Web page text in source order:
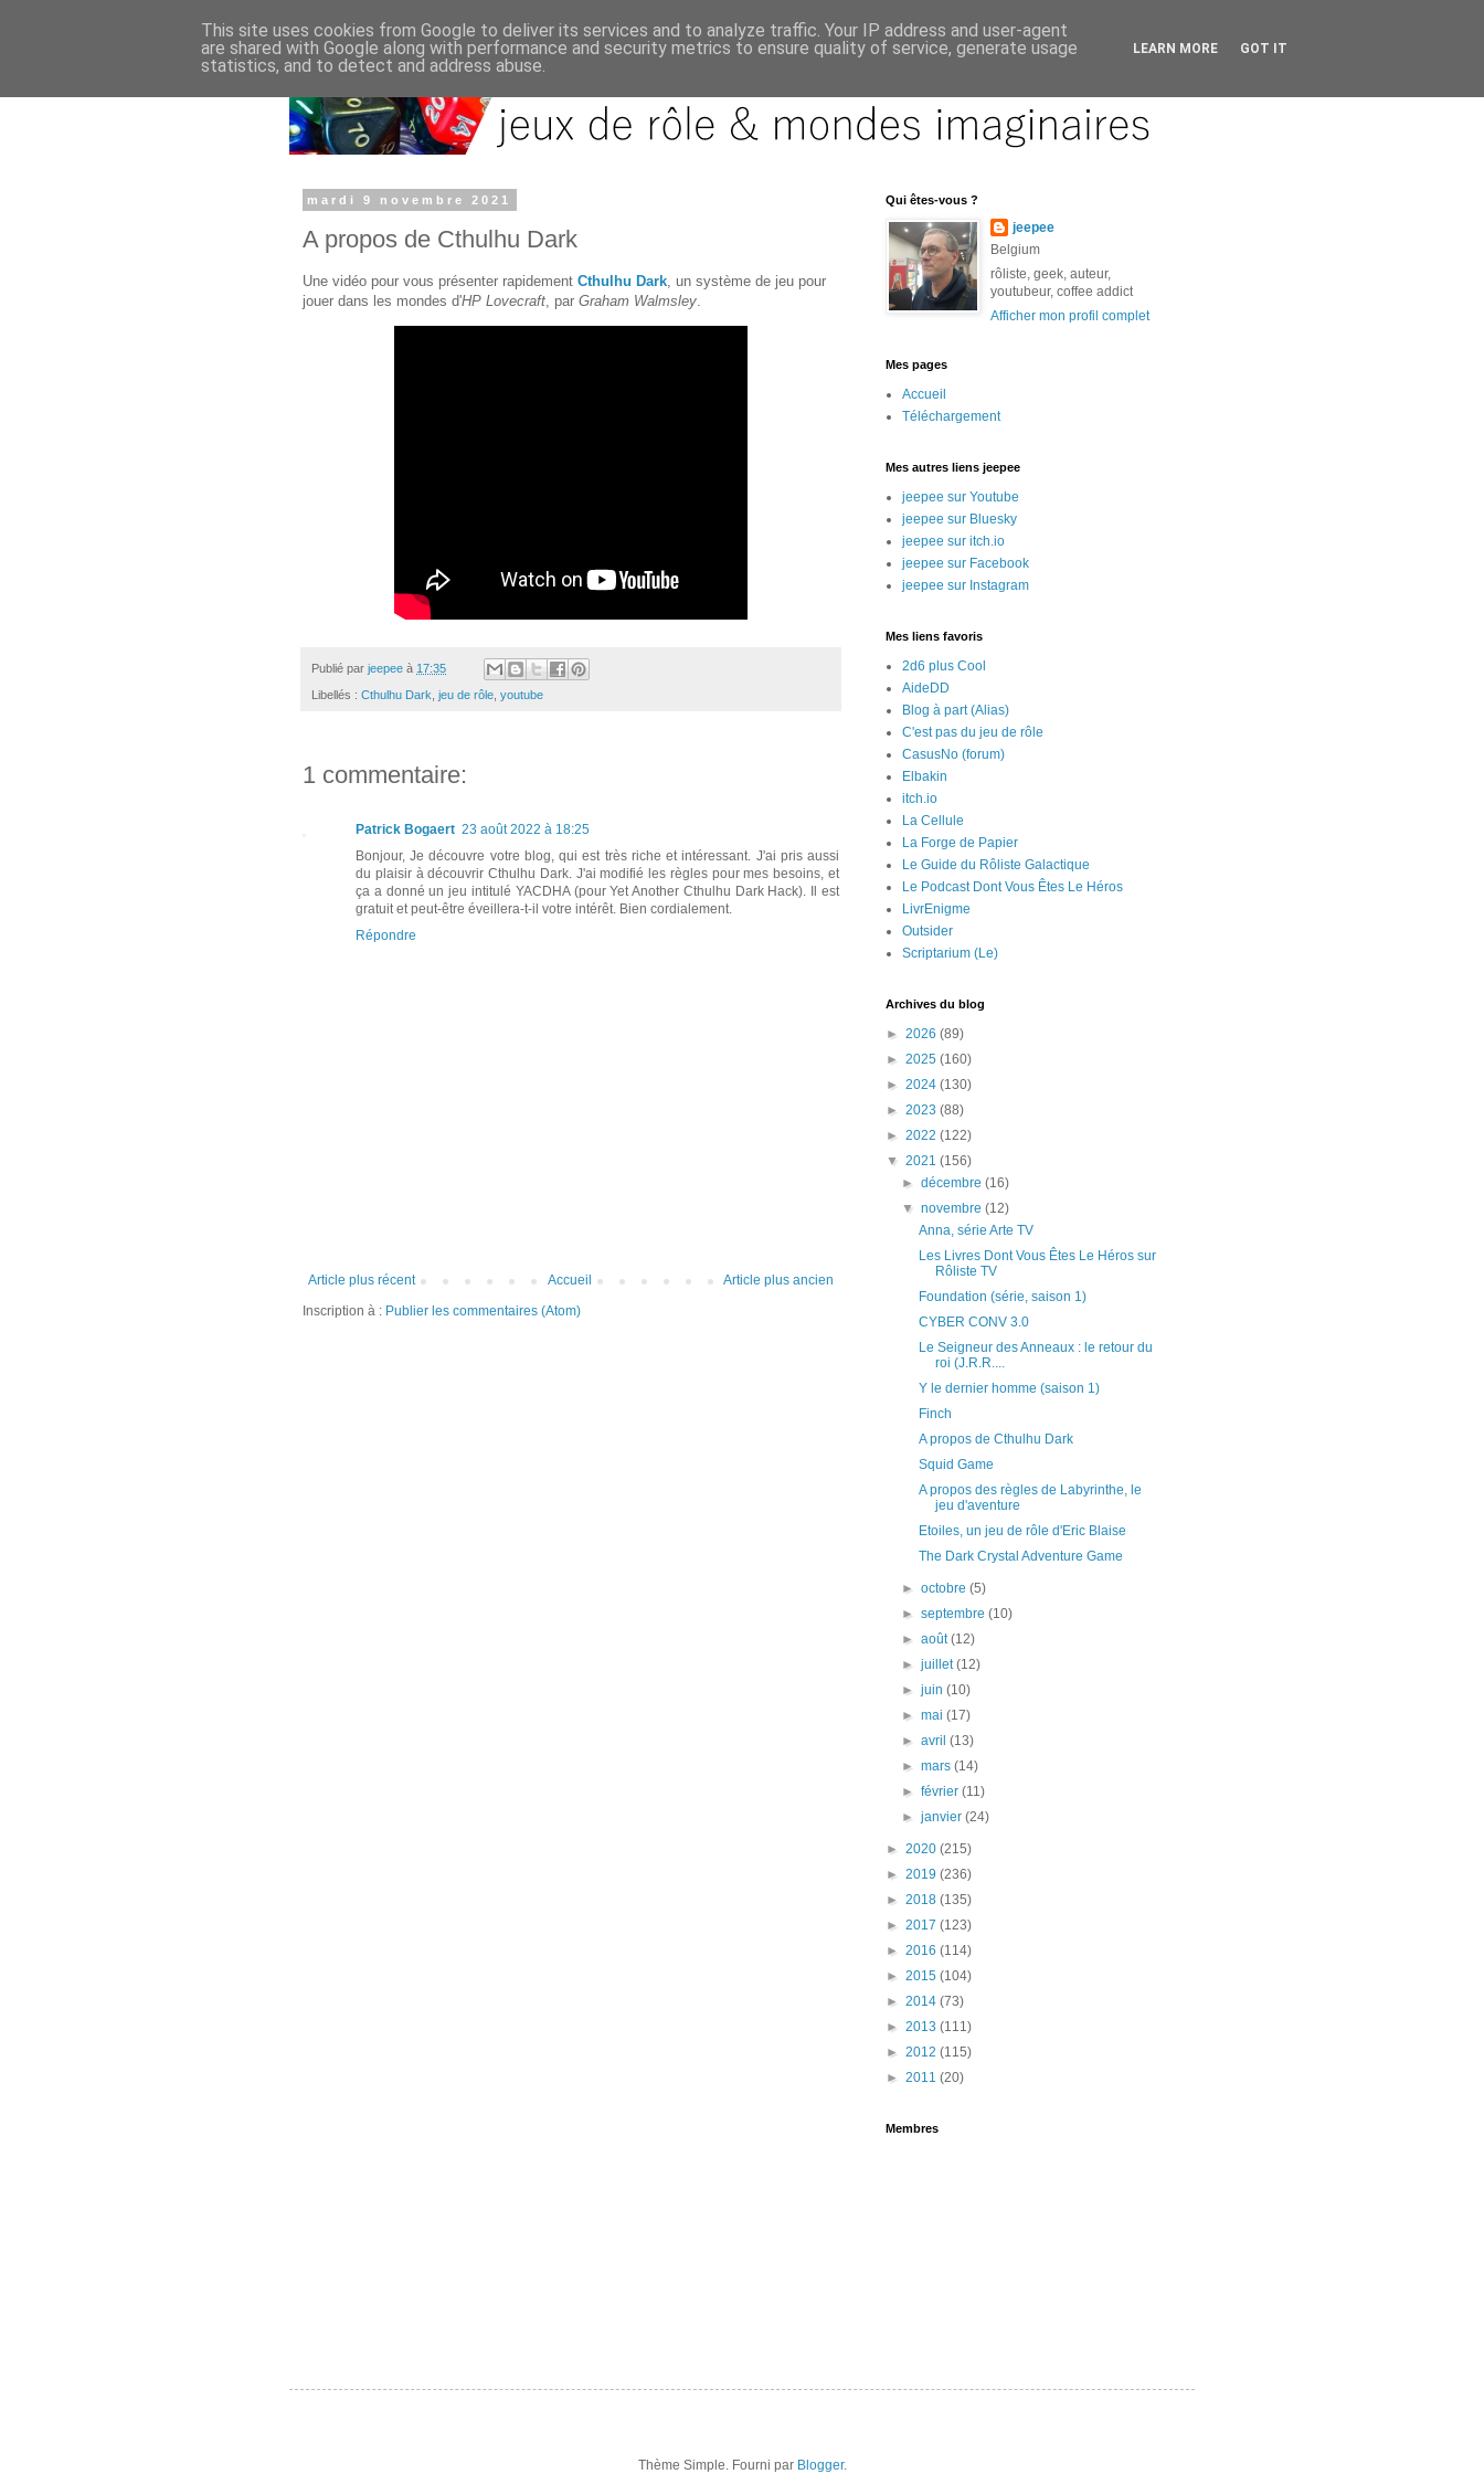
mardi 9 novembre 2021
A propos de Cthulhu Dark
Une vidéo pour vous présenter rapidement Cthulhu Dark , un système de jeu pour
jouer dans les mondes d'HP Lovecraft , par Graham Walmsley
Publié par jeepee à 17:35
Libellés : Cthulhu Dark jeu de rôle youtube
1 commentaire:
Patrick Bogaert 23 août 2022 à 18:25
Bonjour, Je découvre votre blog, qui est très riche et intéressant. J'ai pris aussi
du plaisir à découvrir Cthulhu Dark. J'ai modifié les règles pour mes besoins, et
ça a donné un jeu intitulé YACDHA (pour Yet Another Cthulhu Dark Hack). Il est
gratuit et peut-être éveillera-t-il votre intérêt. Bien cordialement.
Répondre
Article plus récent Article plus ancien
Accueil
Inscription à : Publier les commentaires (Atom)
Qui êtes-vous ?
jeepee
Belgium
rôliste, geek, auteur,
youtubeur, coffee addict
Afficher mon profil complet
Mes pages
Accueil
Téléchargement
Mes autres liens jeepee
jeepee sur Youtube
jeepee sur Bluesky
jeepee sur itch.io
jeepee sur Facebook
jeepee sur Instagram
Mes liens favoris
2d6 plus Cool
AideDD
Blog à part (Alias)
C'est pas du jeu de rôle
CasusNo (forum)
Elbakin
itch.io
La Cellule
La Forge de Papier
Le Guide du Rôliste Galactique
Le Podcast Dont Vous Êtes Le Héros
LivrEnigme
Outsider
Scriptarium (Le)
Archives du blog
► 2026 (89)
► 2025 (160)
► 2024 (130)
► 2023 (88)
► 2022 (122)
▼ 2021 (156)
►décembre(16)
▼novembre(12)
Anna, série Arte TV
Les Livres Dont Vous Êtes Le Héros sur
Rôliste TV
Foundation (série, saison 1)
CYBER CONV 3.0
Le Seigneur des Anneaux : le retour du
roi (J.R.R....
Y le dernier homme (saison 1)
Finch
A propos de Cthulhu Dark
Squid Game
A propos des règles de Labyrinthe, le
jeu d'aventure
Etoiles, un jeu de rôle d'Eric Blaise
The Dark Crystal Adventure Game
►octobre(5)
►septembre(10)
►août(12)
►juillet(12)
►juin(10)
►mai(17)
►avril(13)
►mars(14)
►février(11)
►janvier(24)
► 2020 (215)
► 2019 (236)
► 2018 (135)
► 2017 (123)
► 2016 (114)
► 2015 (104)
► 2014 (73)
► 2013 (111)
► 2012 (115)
► 2011 (20)
Membres
Thème Simple. Fourni par Blogger.
This site uses cookies from Google to deliver its services and to analyze traffic. Your IP address and user-agent
are shared with Google along with performance and security metrics to ensure quality of service, generate usage
statistics, and to detect and address abuse.
LEARN MORE GOT IT